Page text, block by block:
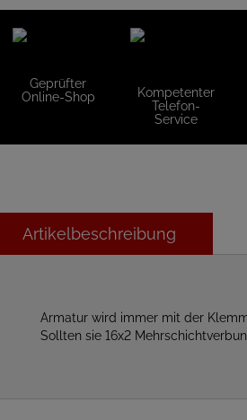
Geprüfter
Online-Shop
Kompetenter
Telefon-
Service
Artikelbeschreibung
Armatur wird immer mit der
Sollten sie 16x2